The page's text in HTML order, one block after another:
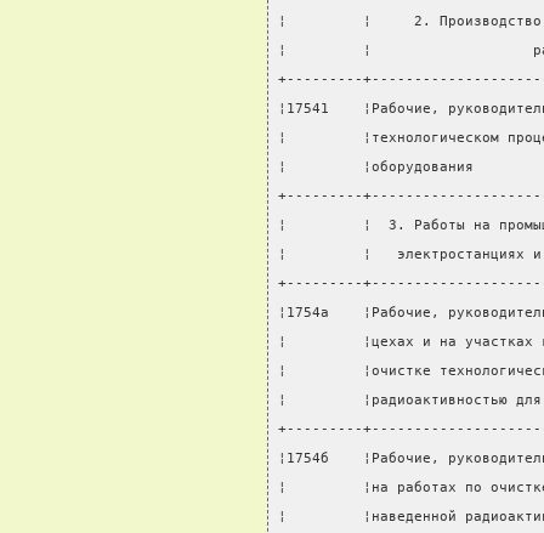
¦         ¦     2. Производство
¦         ¦
+---------
¦17541    ¦Рабочие,
¦         ¦технологическом
¦
+---------
¦         ¦  3. Работы на
¦         ¦   электростанциях и
+---------
¦1754а    ¦Рабочие,
¦         ¦цехах и на участках
¦         ¦очистке
¦
+---------
¦1754б    ¦Рабочие,
¦         ¦на работах по
¦         ¦наведенной